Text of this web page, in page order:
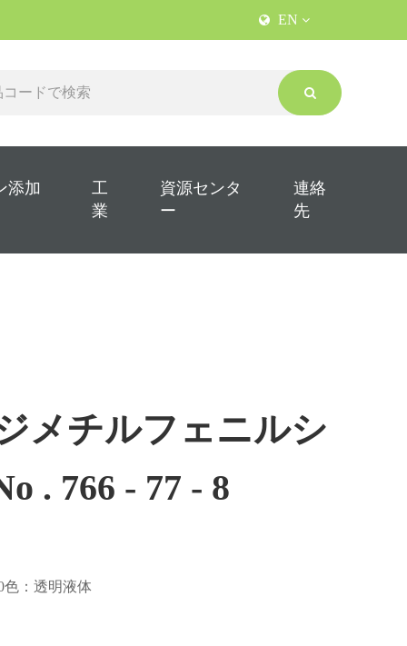
EN
添加
工
業
資源センタ
ー
連絡
先
メチルフェニルシ
. 766 - 77 - 8
色：透明液体